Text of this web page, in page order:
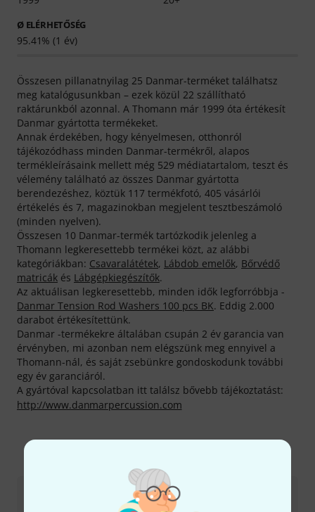
Ø ELÉRHETŐSÉG
95.41% (1 év)
Összesen pillanatnyilag 25 Danmar-terméket találhatsz
meg katalógusunkban – ezek közül 22 szállítható
raktárunkból azonnal. A Thomann már 1999 óta értékesít
Danmar gyártotta termékeket.
Annak érdekében, hogy kényelmesen, otthonról
tájékozódhass minden Danmar-termékről, alapos
termékleírásaink mellett még 529 médiatartalom, teszt és
vélemény található az összes Danmar gyártotta
berendezéshez, köztük 117 termékfotó, 405 vásárlói
értékelés és 7, magazinokban megjelent tesztbeszámoló
(minden nyelven).
Összesen 10 Danmar-termék tartózkodik jelenleg a
Thomann legkeresettebb termékei közt, az alábbi
kategóriákban: Csavaralátétek, Lábdob emelők, Bőrvédő
matricák és Lábgépkiegészítők.
Az aktuálisan legkeresettebb, minden idők legforróbbja -
Danmar Tension Rod Washers 100 pcs BK. Eddig 2.000
darabot értékesítettünk.
Danmar -termékekre általában csupán 2 év garancia van
érvényben, mi azonban nem elégszünk meg ennyivel a
Thomann-nál, és saját zsebünkre gondoskodunk további
egy év garanciáról.
A gyártóval kapcsolatban itt találsz bővebb tájékoztatást:
http://www.danmarpercussion.com
Így érhetsz el minket
Ügyfélszolgálat - Magyarország